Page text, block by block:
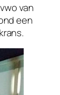
van
een